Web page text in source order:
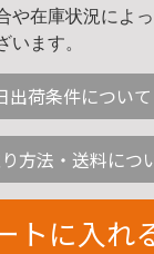
や在庫状況によ
います。
出荷条件について
方法・送料につ
トに入れ